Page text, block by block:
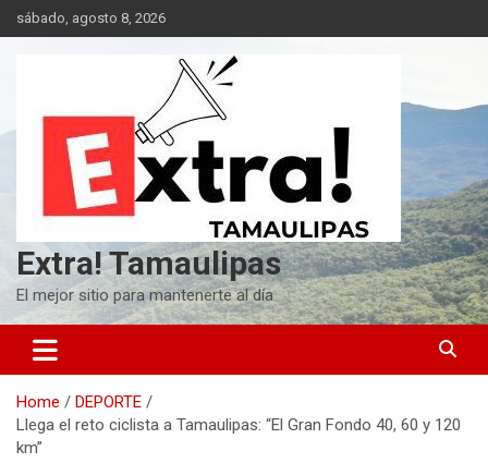
Skip
to
sábado, agosto 8, 2026
Extra! Tamaulipas
El mejor sitio para mantenerte al día
Home
DEPORTE
Llega el reto ciclista a Tamaulipas: “El Gran Fondo 40, 60 y 120
km”